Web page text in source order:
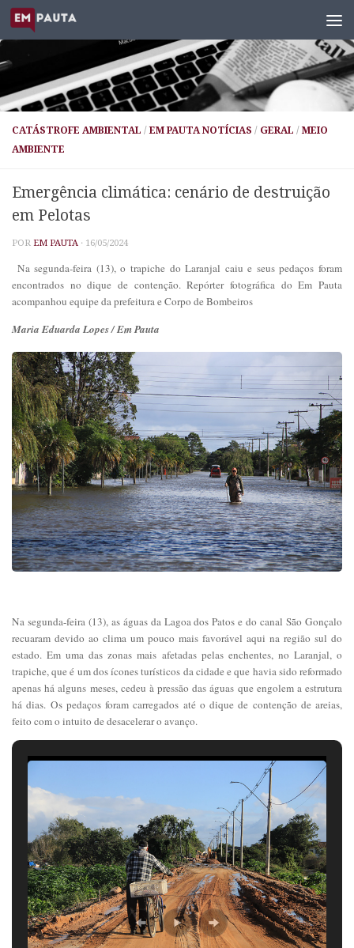
Skip to content
CATÁSTROFE AMBIENTAL / EM PAUTA NOTÍCIAS / GERAL / MEIO
AMBIENTE
Emergência climática: cenário de destruição
em Pelotas
POR EM PAUTA · 16/05/2024
Na segunda-feira (13), o trapiche do Laranjal caiu e seus pedaços foram
encontrados no dique de contenção. Repórter fotográfica do Em Pauta
acompanhou equipe da prefeitura e Corpo de Bombeiros
Maria Eduarda Lopes / Em Pauta
Na segunda-feira (13), as águas da Lagoa dos Patos e do canal São Gonçalo
recuaram devido ao clima um pouco mais favorável aqui na região sul do
estado. Em uma das zonas mais afetadas pelas enchentes, no Laranjal, o
trapiche, que é um dos ícones turísticos da cidade e que havia sido reformado
apenas há alguns meses, cedeu à pressão das águas que engolem a estrutura
há dias. Os pedaços foram carregados até o dique de contenção de areias,
feito com o intuito de desacelerar o avanço.